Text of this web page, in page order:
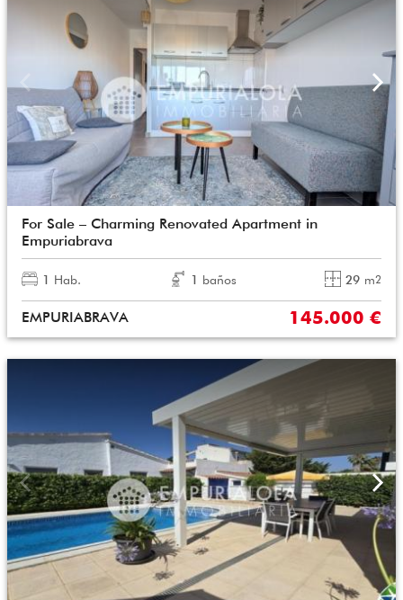
For Sale – Charming Renovated Apartment in
Empuriabrava
1 Hab. 1 baños 29 m2
EMPURIABRAVA 145.000 €